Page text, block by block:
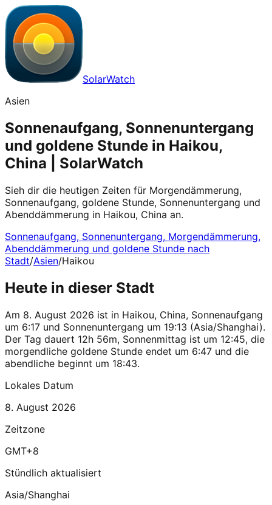
SolarWatch
Asien
Sonnenaufgang, Sonnenuntergang
und goldene Stunde in Haikou,
China | SolarWatch
Sieh dir die heutigen Zeiten für Morgendämmerung,
Sonnenaufgang, goldene Stunde, Sonnenuntergang und
Abenddämmerung in Haikou, China an.
Sonnenaufgang, Sonnenuntergang, Morgendämmerung,
Abenddämmerung und goldene Stunde nach
Stadt/Asien/Haikou
Heute in dieser Stadt
Am 8. August 2026 ist in Haikou, China, Sonnenaufgang
um 6:17 und Sonnenuntergang um 19:13 (Asia/Shanghai).
Der Tag dauert 12h 56m, Sonnenmittag ist um 12:45, die
morgendliche goldene Stunde endet um 6:47 und die
abendliche beginnt um 18:43.
Lokales Datum
8. August 2026
Zeitzone
GMT+8
Stündlich aktualisiert
Asia/Shanghai